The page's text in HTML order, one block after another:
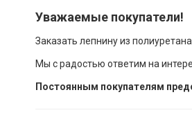
Уважаемые покупатели!
Заказать лепнину из
Мы с радостью ответим на
Постоянным покупателям